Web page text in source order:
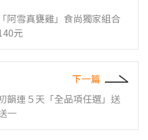
阿雪真甕雞」食尚獨家組合
元
下一篇
韻連５天「全品項任選」送
一